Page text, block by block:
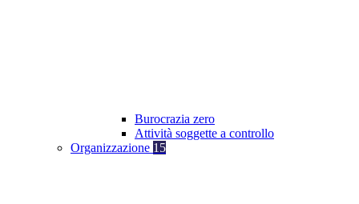
Burocrazia zero
Attività soggette a controllo
Organizzazione 15